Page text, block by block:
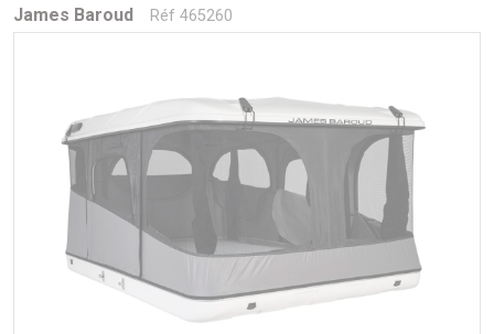
James Baroud Réf 465260